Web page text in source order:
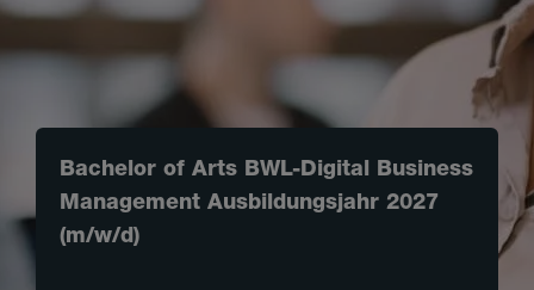
Bachelor of Arts BWL-Digital Business
Management Ausbildungsjahr 2027
(m/w/d)